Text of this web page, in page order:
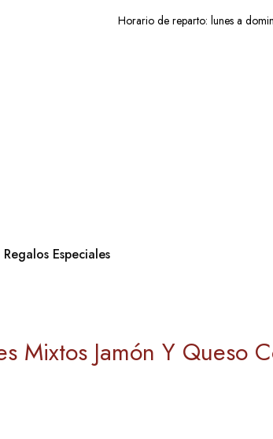
Horario de reparto: lunes a
Regalos Especiales
Mixtos Jamón Y Queso